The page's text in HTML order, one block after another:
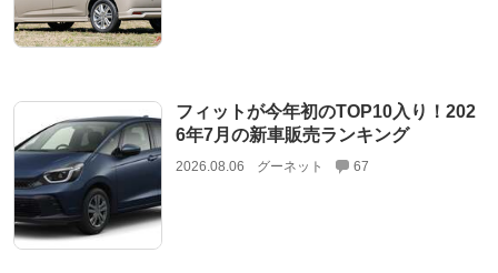
フィットが今年初のTOP10入り！202
6年7月の新車販売ランキング
2026.08.06 グーネット 67